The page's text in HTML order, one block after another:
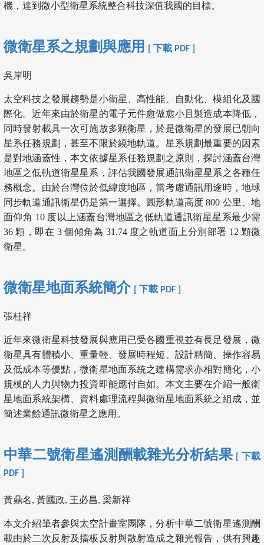
機，達到微小型衛星系統整合科技深值我國的目標。
微衛星系之規劃與應用 [ 下載 PDF ]
吳岸明
太空科技之發展趨勢是小衛星、高性能、自動化、模組化及國
際化。近年來由於衛星的電子元件愈做愈小且製造成本降低，
同時發射載具一次可施放多顆衛星，於是微衛星的發展已朝向
星系任務規劃，甚至不限於繞地軌道。星系規劃最重要的因素
是對地涵蓋性，本文依據星系任務規劃之原則，探討涵蓋台灣
地區之低軌道衛星星系，評估我國發展通訊衛星星系之各種任
務概念。由於台灣位於低緯度地區，當考慮通訊用途時，地球
同步軌道通訊衛星仍是第一選擇。圓形軌道高度 800 公里、地
面仰角 10 度以上涵蓋台灣地區之低軌道通訊衛星星系最少需
36 顆，即在 3 個傾角為 31.74 度之軌道面上分別部署 12 顆微
衛星。
微衛星地面系統簡介 [ 下載 PDF ]
張桂祥
近年來微衛星科技發展與應用已受各國重視並有長足發展，微
衛星具有體積小、重量輕、發展時程短、設計精簡、操作容易
及低成本等優點，微衛星地面系統之建構需求亦相對簡化，小
規模的人力與物力投資即能應付自如。本文主要在介紹一般衛
星地面系統架構、資料處理流程與微衛星地面系統之組成，並
簡述業餘通訊微衛星之應用。
中華二號衛星遙測酬載雜光分析結果
[ 下載
PDF ]
黃鼎名, 黃國政, 王必昌, 梁新祥
本文介紹筆者參與太空計畫室團隊，分析中華二號衛星遙測酬
載由於二次反射及擋板反射與散射造成之雜光報告，供有興趣